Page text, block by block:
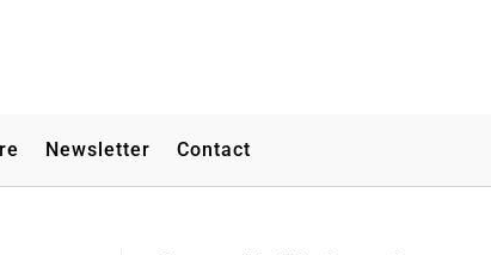
Newsletter Contact